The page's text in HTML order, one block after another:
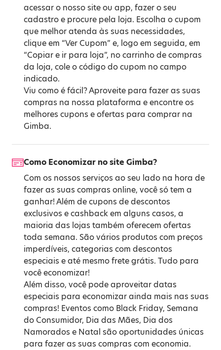
acessar o nosso site ou app, fazer o seu
cadastro e procure pela loja. Escolha o cupom
que melhor atenda às suas necessidades,
clique em “Ver Cupom” e, logo em seguida, em
“Copiar e ir para loja”, no carrinho de compras
da loja, cole o código do cupom no campo
indicado.
Viu como é fácil? Aproveite para fazer as suas
compras na nossa plataforma e encontre os
melhores cupons e ofertas para comprar na
Gimba.
Como Economizar no site Gimba?
Com os nossos serviços ao seu lado na hora de
fazer as suas compras online, você só tem a
ganhar! Além de cupons de descontos
exclusivos e cashback em alguns casos, a
maioria das lojas também oferecem ofertas
toda semana. São vários produtos com preços
imperdíveis, categorias com descontos
especiais e até mesmo frete grátis. Tudo para
você economizar!
Além disso, você pode aproveitar datas
especiais para economizar ainda mais nas suas
compras! Eventos como Black Friday, Semana
do Consumidor, Dia das Mães, Dia dos
Namorados e Natal são oportunidades únicas
para fazer as suas compras com economia.